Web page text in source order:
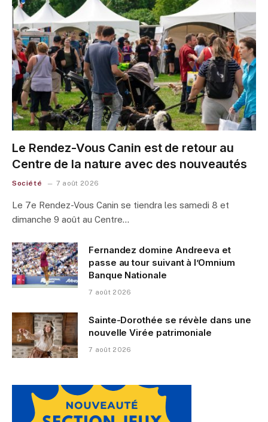
Le Rendez-Vous Canin est de retour au
Centre de la nature avec des nouveautés
Société 7 août 2026
Le 7e Rendez-Vous Canin se tiendra les samedi 8 et
dimanche 9 août au Centre…
Fernandez domine Andreeva et
passe au tour suivant à l’Omnium
Banque Nationale
7 août 2026
Sainte-Dorothée se révèle dans une
nouvelle Virée patrimoniale
7 août 2026